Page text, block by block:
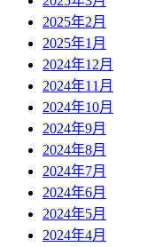
2025年2月
2025年1月
2024年12月
2024年11月
2024年10月
2024年9月
2024年8月
2024年7月
2024年6月
2024年5月
2024年4月